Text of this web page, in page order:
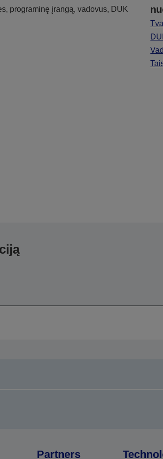
programinę įrangą, vadovus, DUK
Partners